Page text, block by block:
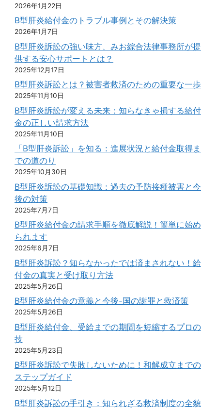
2026年1月22日
B型肝炎給付金のトラブル事例とその解決策
2026年1月7日
B型肝炎訴訟の強い味方、みお綜合法律事務所が提
供する安心サポートとは？
2025年12月17日
B型肝炎訴訟とは？被害者救済のための重要な一歩
2025年11月10日
B型肝炎訴訟が変える未来：知らなきゃ損する給付
金の正しい請求方法
2025年11月10日
「B型肝炎訴訟」を知る：進展状況と給付金取得ま
での道のり
2025年10月30日
B型肝炎訴訟の基礎知識：過去の予防接種被害と今
後の対策
2025年7月7日
B型肝炎給付金の請求手順を徹底解説！簡単に始め
られます
2025年6月7日
B型肝炎訴訟？知らなかったでは済まされない！給
付金の真実と受け取り方法
2025年5月26日
B型肝炎給付金の意義と今後-国の謝罪と救済策
2025年5月26日
B型肝炎給付金、受給までの期間を短縮するプロの
技
2025年5月23日
B型肝炎訴訟で失敗しないために！和解成立までの
ステップガイド
2025年5月12日
B型肝炎訴訟の手引き：知られざる救済制度の全貌